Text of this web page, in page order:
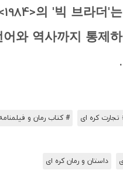
의 '빅 브라더'
와 역사까지 통제
تجارت کره ای # کتاب رمان و
داستان و رمان کره ای